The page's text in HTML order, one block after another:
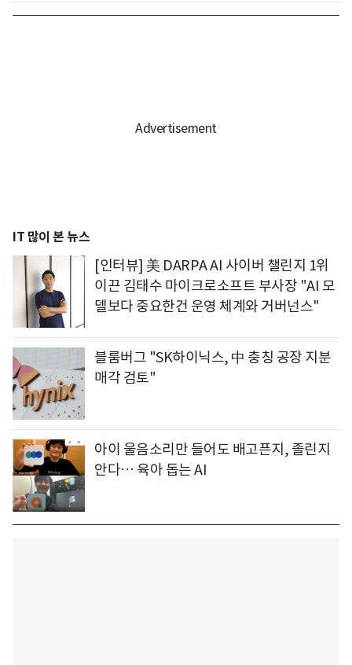
IT 많이 본 뉴스
[인터뷰] 美 DARPA AI 사이버 챌린지 1위
이끈 김태수 마이크로소프트 부사장 "AI 모
델보다 중요한건 운영 체계와 거버넌스"
블룸버그 "SK하이닉스, 中 충칭 공장 지분
매각 검토"
아이 울음소리만 들어도 배고픈지, 졸린지
안다… 육아 돕는 AI